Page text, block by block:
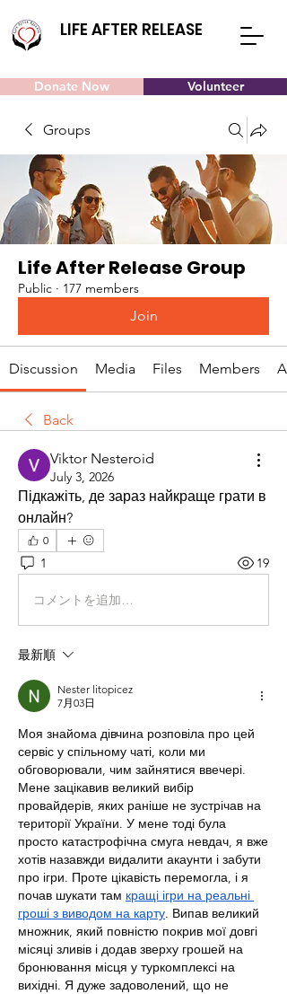
LIFE AFTER RELEASE
Donate Now Volunteer
Groups
Life After Release Group
Public · 177 members
Join
Discussion Media Files Members
Back
Viktor Nesteroid
July 3, 2026
Підкажіть, де зараз найкраще грати в
онлайн?
0
1 19
コメントを追加…
最新順
Nester litopicez
7月03日
Моя знайома дівчина розповіла про цей
сервіс у спільному чаті, коли ми
обговорювали, чим зайнятися ввечері.
Мене зацікавив великий вибір
провайдерів, яких раніше не зустрічав на
території України. У мене тоді була
просто катастрофічна смуга невдач, я вже
хотів назавжди видалити акаунти і забути
про ігри. Проте цікавість перемогла, і я
почав шукати там кращі ігри на реальні
гроші з виводом на карту. Випав великий
множник, який повністю покрив мої довгі
місяці зливів і додав зверху грошей на
бронювання місця у туркомплексі на
вихідні. Я дуже задоволений, що не